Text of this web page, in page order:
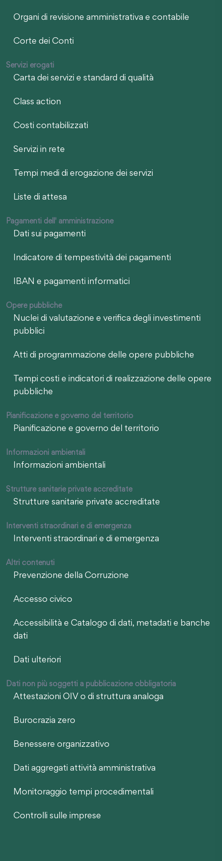
Organi di revisione amministrativa e contabile
Corte dei Conti
Servizi erogati
Carta dei servizi e standard di qualità
Class action
Costi contabilizzati
Servizi in rete
Tempi medi di erogazione dei servizi
Liste di attesa
Pagamenti dell' amministrazione
Dati sui pagamenti
Indicatore di tempestività dei pagamenti
IBAN e pagamenti informatici
Opere pubbliche
Nuclei di valutazione e verifica degli investimenti
pubblici
Atti di programmazione delle opere pubbliche
Tempi costi e indicatori di realizzazione delle opere
pubbliche
Pianificazione e governo del territorio
Pianificazione e governo del territorio
Informazioni ambientali
Informazioni ambientali
Strutture sanitarie private accreditate
Strutture sanitarie private accreditate
Interventi straordinari e di emergenza
Interventi straordinari e di emergenza
Altri contenuti
Prevenzione della Corruzione
Accesso civico
Accessibilità e Catalogo di dati, metadati e banche
dati
Dati ulteriori
Dati non più soggetti a pubblicazione obbligatoria
Attestazioni OIV o di struttura analoga
Burocrazia zero
Benessere organizzativo
Dati aggregati attività amministrativa
Monitoraggio tempi procedimentali
Controlli sulle imprese